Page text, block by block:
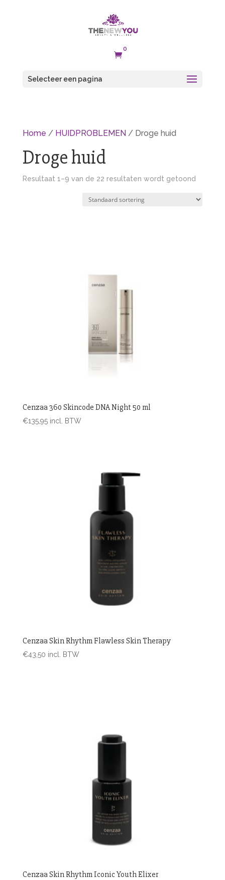

0
Selecteer een pagina
Home / HUIDPROBLEMEN/ Droge huid
Droge huid
Resultaat 1–9 van de 22 resultaten wordt getoond
Cenzaa 360 Skincode DNA Night 50 ml
€135,95 incl. BTW
Cenzaa Skin Rhythm Flawless Skin Therapy
€43,50 incl. BTW
Cenzaa Skin Rhythm Iconic Youth Elixer